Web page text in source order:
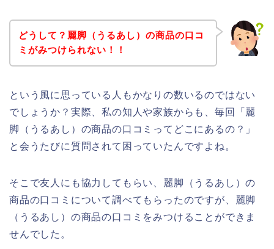
どうして？麗脚（うるあし）の商品の口コ
ミがみつけられない！！
という風に思っている人もかなりの数いるのではない
でしょうか？実際、私の知人や家族からも、毎回「麗
脚（うるあし）の商品の口コミってどこにあるの？」
と会うたびに質問されて困っていたんですよね。
そこで友人にも協力してもらい、麗脚（うるあし）の
商品の口コミについて調べてもらったのですが、麗脚
（うるあし）の商品の口コミをみつけることができま
せんでした。